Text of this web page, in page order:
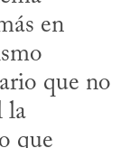
en
que no
la
que